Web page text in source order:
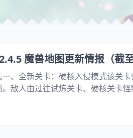
魔兽地图更新情报（截
、全新关卡：硬核入侵模式该关
敌人由过往试炼关卡、硬核关卡
伤害类状态）效果...